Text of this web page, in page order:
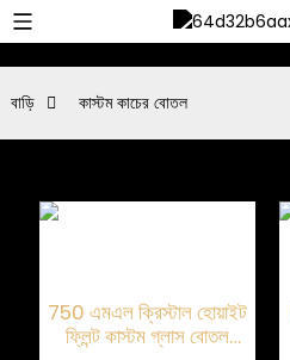
বাড়ি কাস্টম কাচের বোতল
750 এমএল ক্রিস্টাল হোয়াইট
ফ্লিন্ট কাস্টম গ্লাস বোতল